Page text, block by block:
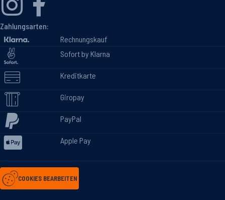
Zahlungsarten:
Rechnungskauf
Sofort by Klarna
Kreditkarte
Giropay
PayPal
Apple Pay
COOKIES BEARBEITEN